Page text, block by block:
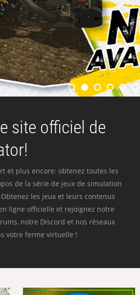
site officiel de
et plus encore: obtenez toutes les
de la série de jeux de simulation
les jeux et leurs contenus
ligne officielle et rejoignez notre
notre Discord et nos réseaux
votre ferme virtuelle !